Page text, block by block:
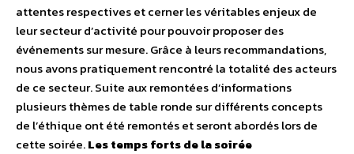
attentes respectives et cerner les véritables enjeux de
leur secteur d’activité pour pouvoir proposer des
événements sur mesure. Grâce à leurs recommandations,
nous avons pratiquement rencontré la totalité des acteurs
de ce secteur. Suite aux remontées d’informations
plusieurs thèmes de table ronde sur différents concepts
de l’éthique ont été remontés et seront abordés lors de
cette soirée.Les temps forts de la soirée